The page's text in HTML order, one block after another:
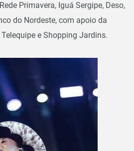
Primavera, Iguá Sergipe, Deso,
do Nordeste, com apoio da
Telequipe e Shopping Jardins.